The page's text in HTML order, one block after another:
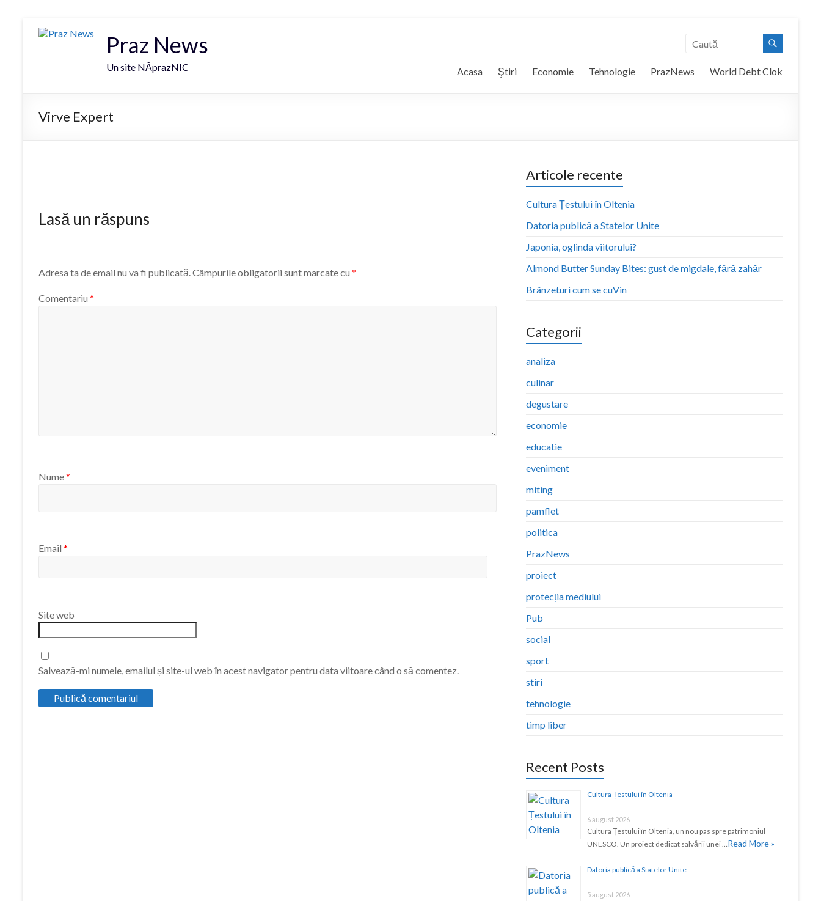
Praz News
Un site NĂprazNIC Acasa Ştiri Economie Tehnologie PrazNews World Debt Clok
Virve Expert
Lasă un răspuns
Adresa ta de email nu va fi publicată.Câmpurile obligatorii sunt marcate cu *
Comentariu *
Nume*
Email *
Site web
Salvează-mi numele, emailul și site-ul web în acest navigator pentru data viitoare când o să comentez.
Articole recente
Cultura Țestului în Oltenia
Datoria publică a Statelor Unite
Japonia, oglinda viitorului?
Almond Butter Sunday Bites: gust de migdale, fără zahăr
Brânzeturi cum se cuVin
Categorii
analiza
culinar
degustare
economie
educatie
eveniment
miting
pamflet
politica
PrazNews
proiect
protecția mediului
Pub
social
sport
stiri
tehnologie
timp liber
Recent Posts
Cultura Țestului în Oltenia
6 august 2026
Cultura Țestului în Oltenia, un nou pas spre patrimoniul
UNESCO. Un proiect dedicat salvării unei …Read More »
Datoria publică a Statelor Unite
5 august 2026